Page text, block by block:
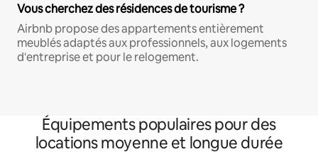
Vous cherchez des résidences de tourisme ?
Airbnb propose des appartements entièrement
meublés adaptés aux professionnels, aux logements
d'entreprise et pour le relogement.
Équipements populaires pour des
locations moyenne et longue durée